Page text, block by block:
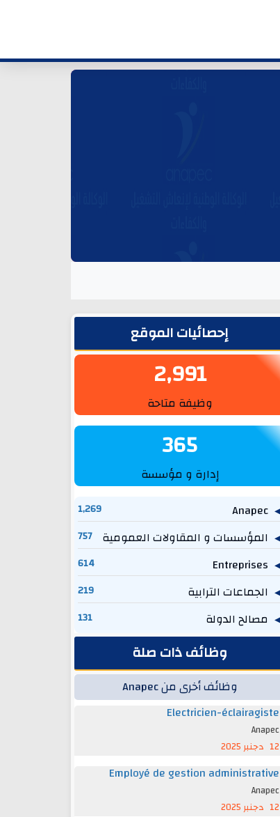
الشريط الجانبيإحصائيات الموقع
2,991
وظيفة متاحة
365
إدارة و مؤسسة
Anapec
1,269
المؤسسات و المقاولات العمومية 757
614
الجماعات الترابية 219
مصالح الدولة 131
وظائف ذات صلة
وظائف أخرى من Anapec
Electricien-éclairagiste
Anapec
12 دجنبر 2025
Employé de gestion administrative
Anapec
12 دجنبر 2025